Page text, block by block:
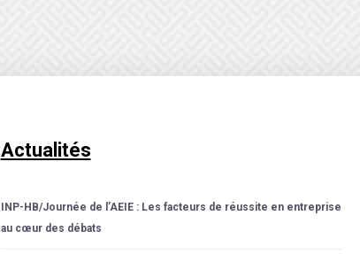
Actualités
INP-HB/Journée de l’AEIE : Les facteurs de réussite en entreprise
au cœur des débats